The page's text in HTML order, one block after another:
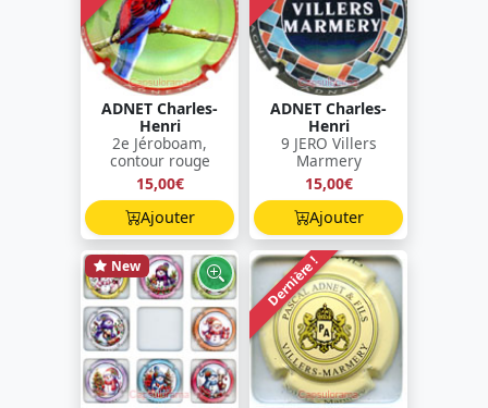
ADNET Charles-
Henri
2e Jéroboam,
contour rouge
15,00€
Ajouter
ADNET Charles-
Henri
9 JERO Villers
Marmery
15,00€
Ajouter
New Dernière !